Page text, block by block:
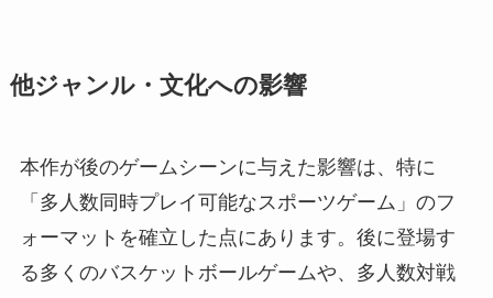
他ジャンル・文化への影響
本作が後のゲームシーンに与えた影響は、特に
「多人数同時プレイ可能なスポーツゲーム」のフ
ォーマットを確立した点にあります。後に登場す
る多くのバスケットボールゲームや、多人数対戦